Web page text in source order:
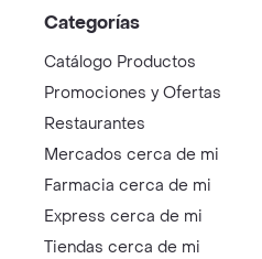
Categorías
Catálogo Productos
Promociones y Ofertas
Restaurantes
Mercados cerca de mi
Farmacia cerca de mi
Express cerca de mi
Tiendas cerca de mi